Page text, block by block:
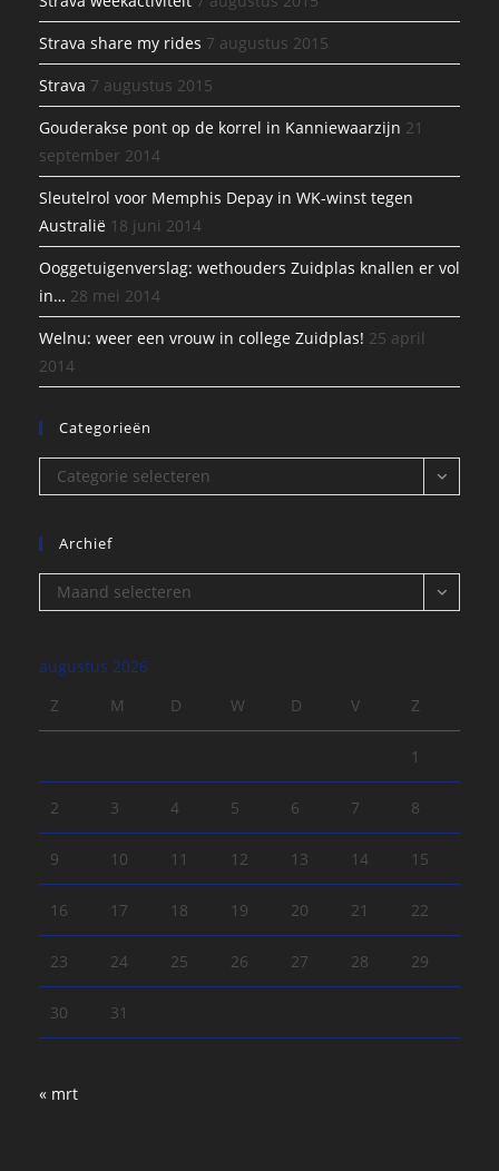
Strava share my rides 7 augustus 2015
Strava 7 augustus 2015
Gouderakse pont op de korrel in Kanniewaarzijn 21
september 2014
Sleutelrol voor Memphis Depay in WK-winst tegen
Australië 18 juni 2014
Ooggetuigenverslag: wethouders Zuidplas knallen er vol
in… 28 mei 2014
Welnu: weer een vrouw in college Zuidplas! 25 april
2014
Categorieën
Categorieën
Categorie selecteren
Archief
Archief
Maand selecteren
augustus 2026
Z
M D W D V Z
1
2 3 4 5 6 7 8
9 10 11 12 13 14 15
16 17 18 19 20 21 22
23 24 25 26 27 28 29
30 31
« mrt